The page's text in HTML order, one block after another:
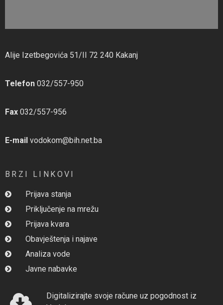
Alije Izetbegovića 51/II 72 240 Kakanj
Telefon 032/557-950
Fax 032/557-956
E-mail vodokom@bih.net.ba
BRZI LINKOVI
Prijava stanja
Priključenje na mrežu
Prijava kvara
Obavještenja i najave
Analiza vode
Javne nabavke
Digitalizirajte svoje račune uz pogodnost iz